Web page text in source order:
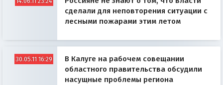
сделали для неповторения ситуации с
лесными пожарами этим летом
30.05.11 16:29
В Калуге на рабочем совещании
областного правительства обсудили
насущные проблемы региона